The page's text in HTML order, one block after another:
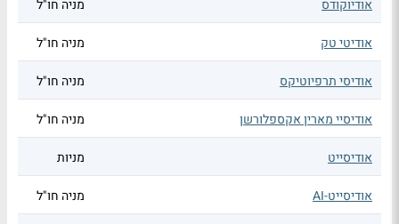
אודיוקודס מניה חו"ל
אודיטי טק מניה חו"ל
אודיסי תרפיוטיקס מניה חו"ל
אודיסיי מארין אקספלורשן מניה חו"ל
אודיסייט מניות
אודיסייט-AI מניה חו"ל